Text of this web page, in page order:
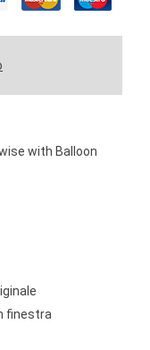
with Balloon
finestra